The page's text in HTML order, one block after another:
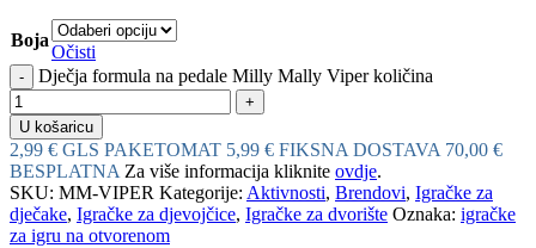
Boja
Očisti
Dječja formula na pedale Milly Mally Viper količina
U košaricu
2,99 € GLS PAKETOMAT 5,99 € FIKSNA DOSTAVA 70,00 €
BESPLATNA Za više informacija kliknite ovdje.
SKU: MM-VIPER Kategorije: Aktivnosti, Brendovi, Igračke za
dječake, Igračke za djevojčice, Igračke za dvorište Oznaka: igračke
za igru na otvorenom